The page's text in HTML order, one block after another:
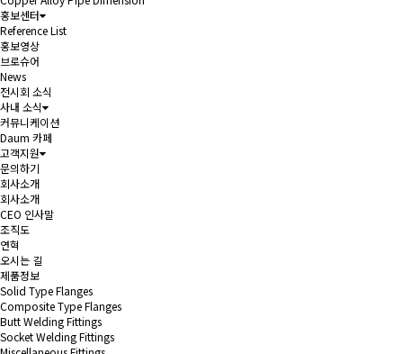
홍보센터
Reference List
홍보영상
브로슈어
News
전시회 소식
사내 소식
커뮤니케이션
Daum 카페
고객지원
문의하기
회사소개
회사소개
CEO 인사말
조직도
연혁
오시는 길
제품정보
Solid Type Flanges
Composite Type Flanges
Butt Welding Fittings
Socket Welding Fittings